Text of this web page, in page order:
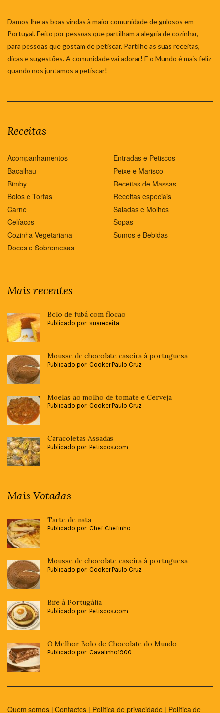
Damos-lhe as boas vindas à maior comunidade de gulosos em
Portugal. Feito por pessoas que partilham a alegria de cozinhar,
para pessoas que gostam de petiscar. Partilhe as suas receitas,
dicas e sugestões. A comunidade vai adorar! E o Mundo é mais feliz
quando nos juntamos a petiscar!
Receitas
Acompanhamentos
Bacalhau
Bimby
Bolos e Tortas
Carne
Celíacos
Cozinha Vegetariana
Doces e Sobremesas
Entradas e Petiscos
Peixe e Marisco
Receitas de Massas
Receitas especiais
Saladas e Molhos
Sopas
Sumos e Bebidas
Mais recentes
Bolo de fubá com flocão
Publicado por: suareceita
Mousse de chocolate caseira à portuguesa
Publicado por: Cooker Paulo Cruz
Moelas ao molho de tomate e Cerveja
Publicado por: Cooker Paulo Cruz
Caracoletas Assadas
Publicado por: Petiscos.com
Mais Votadas
Tarte de nata
Publicado por: Chef Chefinho
Mousse de chocolate caseira à portuguesa
Publicado por: Cooker Paulo Cruz
Bife à Portugália
Publicado por: Petiscos.com
O Melhor Bolo de Chocolate do Mundo
Publicado por: Cavalinho1900
Quem somos | Contactos | Política de privacidade | Política de